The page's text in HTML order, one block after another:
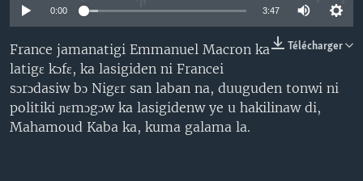
Langues
0:00 3:47
Télécharger
France jamanatigi Emmanuel Macron ka
latigɛ kɔfɛ, ka lasigiden ni Francei
sɔrɔdasiw bɔ Nigɛr san laban na, duuguden tonwi ni
politiki ɲɛmɔgɔw ka lasigidenw ye u hakilinaw di,
Mahamoud Kaba ka, kuma galama la.